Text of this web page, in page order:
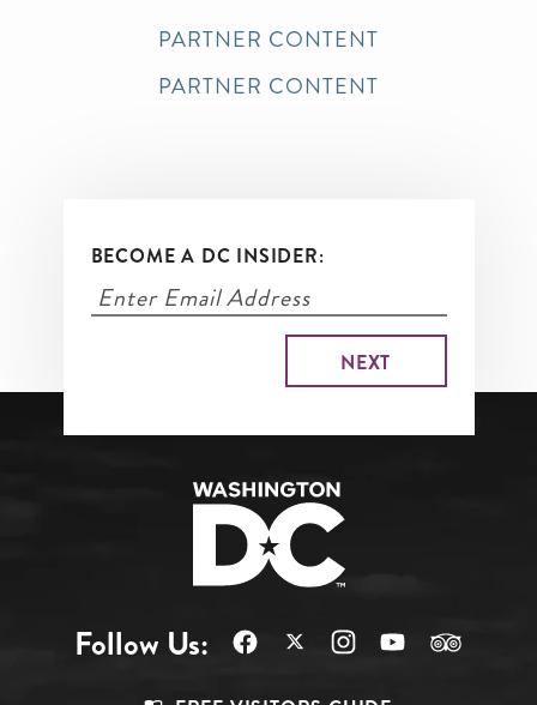
PARTNER CONTENT
PARTNER CONTENT
BECOME A DC INSIDER:
Follow Us: